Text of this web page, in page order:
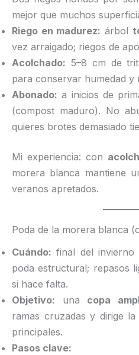
mejor que muchos
Riego en madurez: árbol
vez arraigado; riegos de
Acolchado: 5–8 cm de
para conservar humedad y
Abonado: a inicios de
(compost maduro). No
quieres brotes demasiado
Mi experiencia: con
morera blanca mantiene
veranos apretados.
Poda de la morera blanca
Cuándo: final del invierno
poda estructural; repasos
si hace falta.
Objetivo: una copa
ramas cruzadas y dirige
principales.
Pasos clave: